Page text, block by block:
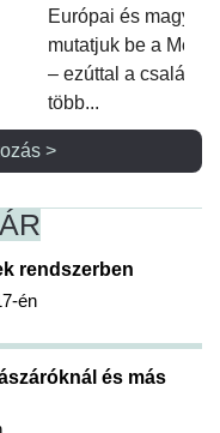
Európai és magyar
mutatjuk be a
– ezúttal a családi
több...
>
rendszerben
én
és más